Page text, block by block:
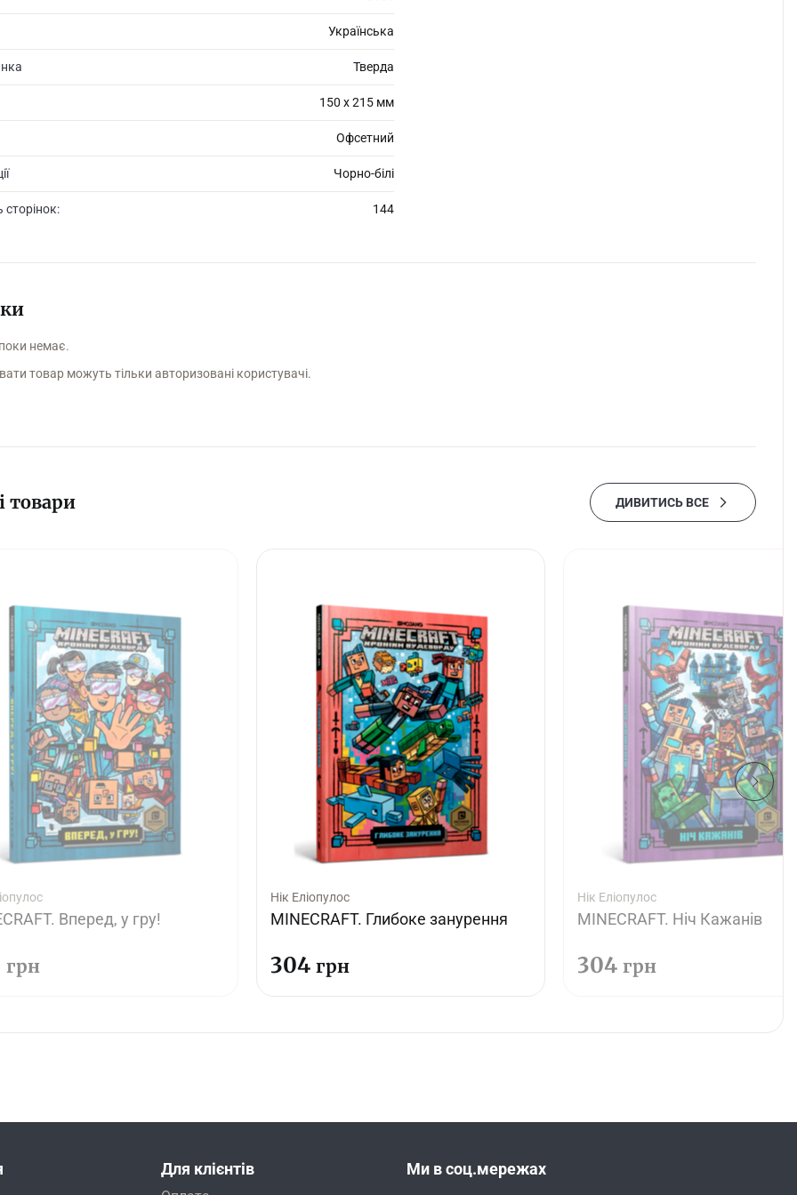
Українська
Тверда
150 х 215 мм
Офсетний
Чорно-білі
сторінок: 144
поки немає.
товар можуть тільки авторизовані користувачі.
товари ДИВИТИСЬ ВСЕ
Вперед, у гру!
грн
Нік Еліопулос
MINECRAFT. Глибоке занурення
304 грн
Нік Еліопулос
MINECRAFT. Ніч Кажанів
304 грн
Для клієнтів Ми в соц.мережах